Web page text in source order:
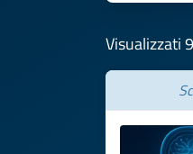
Visualizzati